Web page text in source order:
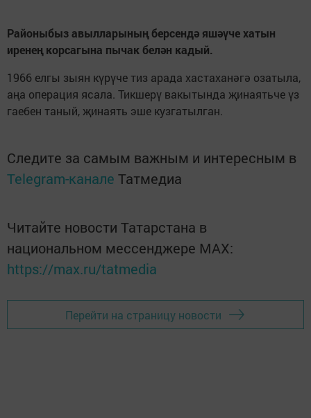
Районыбыз авылларының берсендә яшәүче хатын
иренең корсагына пычак белән кадый.
1966 елгы зыян күрүче тиз арада хастаханәгә озатыла,
аңа операция ясала. Тикшерү вакытында җинаятьче үз
гаебен таный, җинаять эше кузгатылган.
Следите за самым важным и интересным в
Telegram-канале Татмедиа
Читайте новости Татарстана в
национальном мессенджере MАХ:
https://max.ru/tatmedia
Перейти на страницу новости